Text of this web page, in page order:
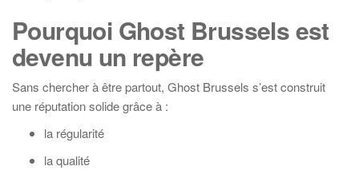
Pourquoi Ghost Brussels est
devenu un repère
Sans chercher à être partout, Ghost Brussels s’est construit
une réputation solide grâce à :
la régularité
la qualité